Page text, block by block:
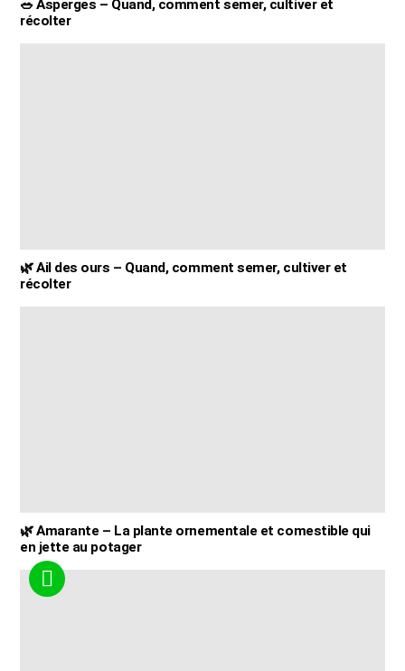
🥗 Asperges – Quand, comment semer, cultiver et
récolter
🌿 Ail des ours – Quand, comment semer, cultiver et
récolter
🌿 Amarante – La plante ornementale et comestible qui
en jette au potager